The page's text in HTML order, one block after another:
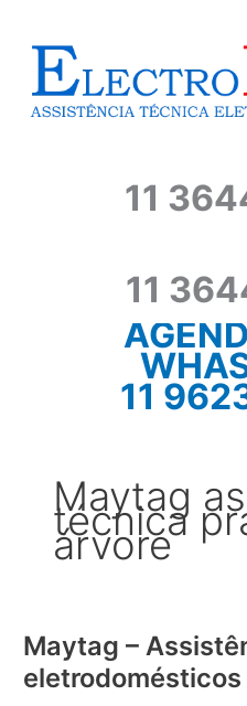
conteúdo
11
11
11
Maytag
técnica
árvore
Maytag –
eletrodomésticos